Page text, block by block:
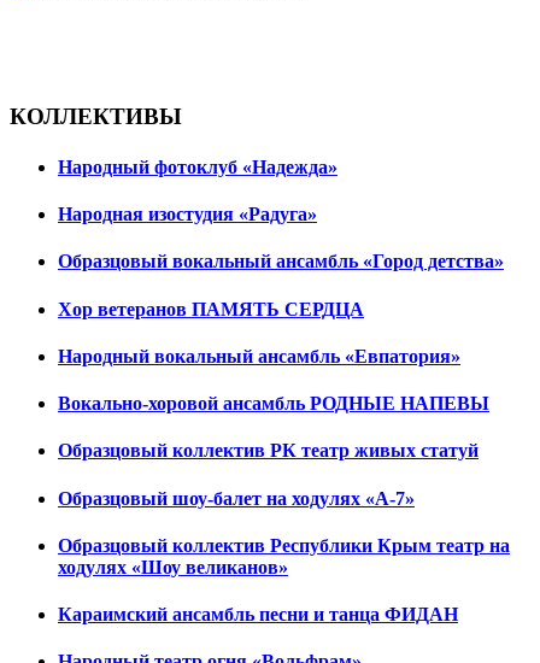
КОЛЛЕКТИВЫ
Народный фотоклуб «Надежда»
Народная изостудия «Радуга»
Образцовый вокальный ансамбль «Город детства»
Хор ветеранов ПАМЯТЬ СЕРДЦА
Народный вокальный ансамбль «Евпатория»
Вокально-хоровой ансамбль РОДНЫЕ НАПЕВЫ
Образцовый коллектив РК театр живых статуй
Образцовый шоу-балет на ходулях «А-7»
Образцовый коллектив Республики Крым театр на
ходулях «Шоу великанов»
Караимский ансамбль песни и танца ФИДАН